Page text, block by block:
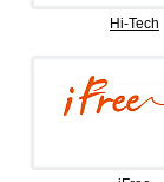
Hi-Tech